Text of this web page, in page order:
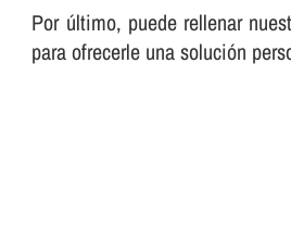
Por último, puede rellenar
para ofrecerle una solución